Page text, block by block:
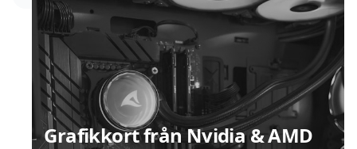
Grafikkort från Nvidia & AMD